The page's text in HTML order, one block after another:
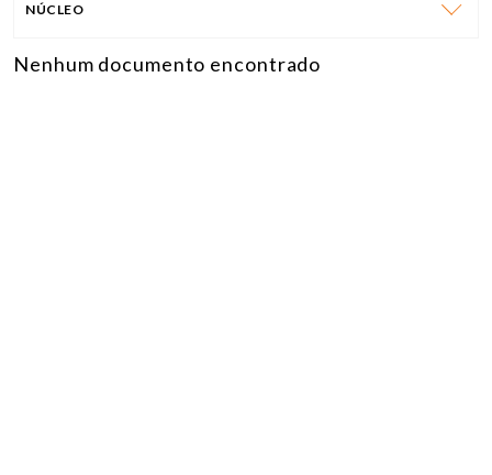
NÚCLEO
Nenhum documento encontrado